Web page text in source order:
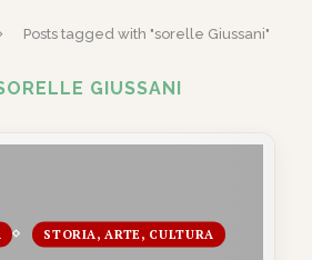
Posts tagged with "sorelle Giussani"
GIUSSANI
STORIA, ARTE, CULTURA